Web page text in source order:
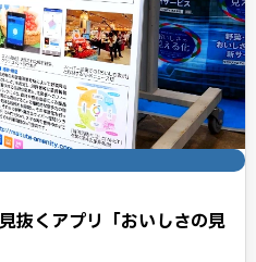
抜くアプリ「おいしさの見